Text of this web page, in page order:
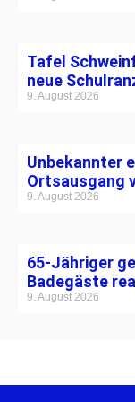
Tafel
neue
9. August 2026
Unbekannter
Ortsausgang
9. August 2026
65-Jähriger
Badegäste
9. August 2026